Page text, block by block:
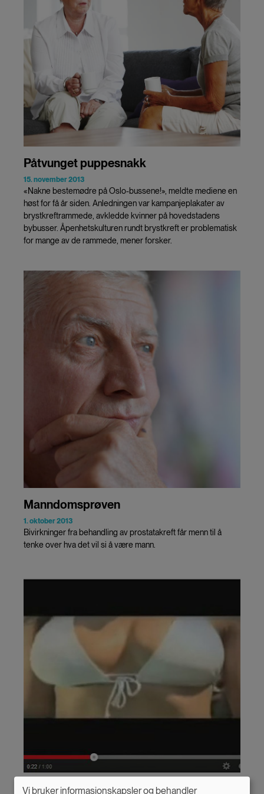
Påtvunget puppesnakk
15. november 2013
«Nakne bestemødre på Oslo-bussene!», meldte mediene en
høst for få år siden. Anledningen var kampanjeplakater av
brystkreftrammede, avkledde kvinner på hovedstadens
bybusser. Åpenhetskulturen rundt brystkreft er problematisk
for mange av de rammede, mener forsker.
Manndomsprøven
1. oktober 2013
Bivirkninger fra behandling av prostatakreft får menn til å
tenke over hva det vil si å være mann.
Vi bruker informasjonskapsler og behandler